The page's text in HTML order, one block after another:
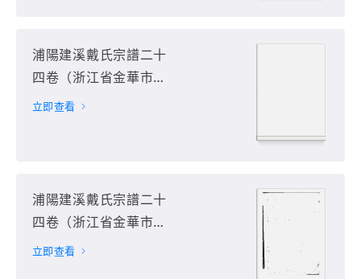
浦陽建溪戴氏宗譜二十
四卷（浙江省金華市浦
江縣）第11册
立即查看
浦陽建溪戴氏宗譜二十
四卷（浙江省金華市浦
江縣）第12册
立即查看